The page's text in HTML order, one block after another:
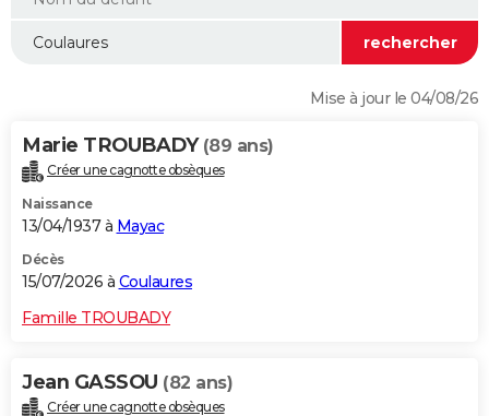
WEEK-END
Alimentation
Guide de la santé
Maladies
Médicaments
Sommeil
VOYAGE
Destinations
City break
Voyage nature
Voyage de noces
Forum
Climat
+PHOTO
GUIDES D'ACHAT
Carte de Noël
Carte Bonne année
Carte Saint-Valentin
Carte Pâques
Carte d'anniversaire
DICTIONNAIRE
Mise à jour le 04/08/26
Marie TROUBADY (89 ans)
Créer une cagnotte obsèques
Naissance
13/04/1937 à Mayac
Décès
15/07/2026 à Coulaures
Famille TROUBADY
Jean GASSOU (82 ans)
Créer une cagnotte obsèques